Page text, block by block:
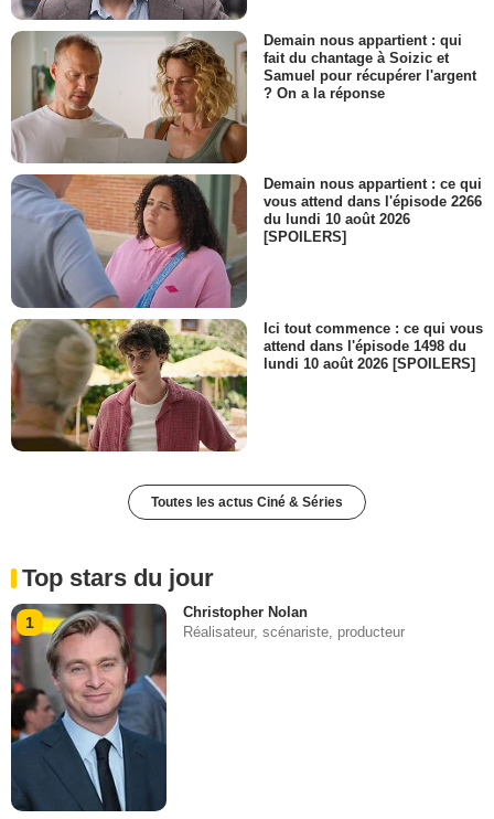
Demain nous appartient : qui
fait du chantage à Soizic et
Samuel pour récupérer l'argent
? On a la réponse
Demain nous appartient : ce qui
vous attend dans l'épisode 2266
du lundi 10 août 2026
[SPOILERS]
Ici tout commence : ce qui vous
attend dans l'épisode 1498 du
lundi 10 août 2026 [SPOILERS]
Toutes les actus Ciné & Séries
Top stars du jour
1
Christopher Nolan
Réalisateur, scénariste, producteur